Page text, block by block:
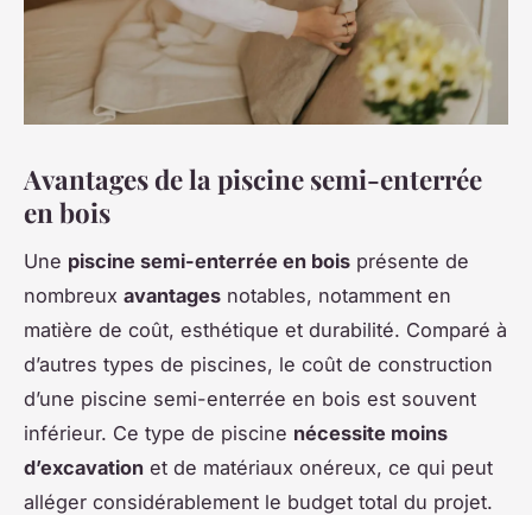
Avantages de la piscine semi-enterrée
en bois
Une piscine semi-enterrée en bois présente de
nombreux avantages notables, notamment en
matière de coût, esthétique et durabilité. Comparé à
d’autres types de piscines, le coût de construction
d’une piscine semi-enterrée en bois est souvent
inférieur. Ce type de piscine nécessite moins
d’excavation et de matériaux onéreux, ce qui peut
alléger considérablement le budget total du projet.